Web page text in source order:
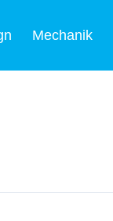
Mechanik